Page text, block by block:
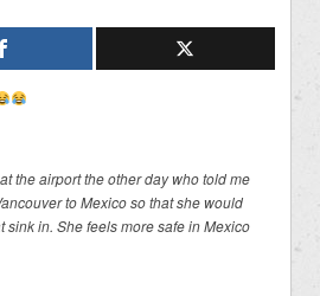
the airport the other day who told me
to Mexico so that she would
sink in. She feels more safe in Mexico